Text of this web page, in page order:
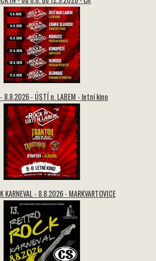
- 8.8.2026 - ÚSTÍ n. LABEM - letní kino
KARNEVAL - 8.8.2026 - MARKVARTOVICE